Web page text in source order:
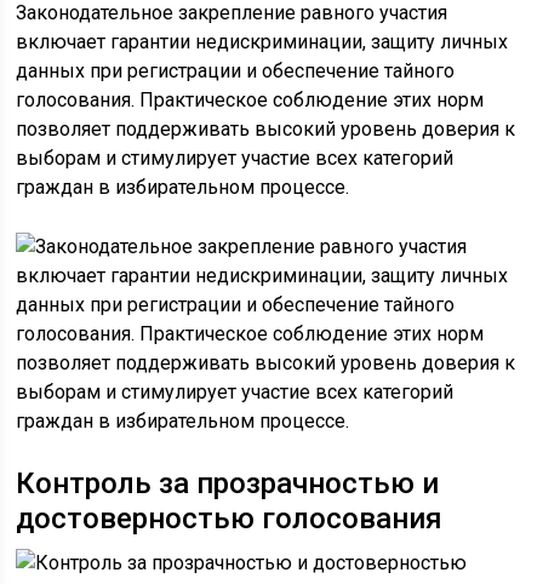
Законодательное закрепление равного участия
включает гарантии недискриминации, защиту личных
данных при регистрации и обеспечение тайного
голосования. Практическое соблюдение этих норм
позволяет поддерживать высокий уровень доверия к
выборам и стимулирует участие всех категорий
граждан в избирательном процессе.
Контроль за прозрачностью и
достоверностью голосования